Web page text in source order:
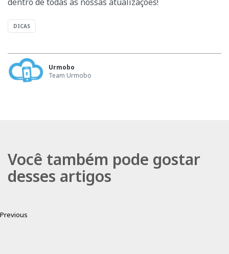
DICAS
Urmobo
Team Urmobo
Você também pode gostar
desses artigos
Previous